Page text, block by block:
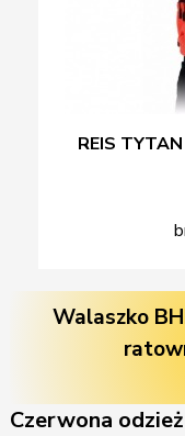
REIS
Walaszko
Czerwona